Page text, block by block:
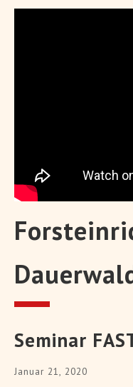
Seminar
Januar 21, 2020